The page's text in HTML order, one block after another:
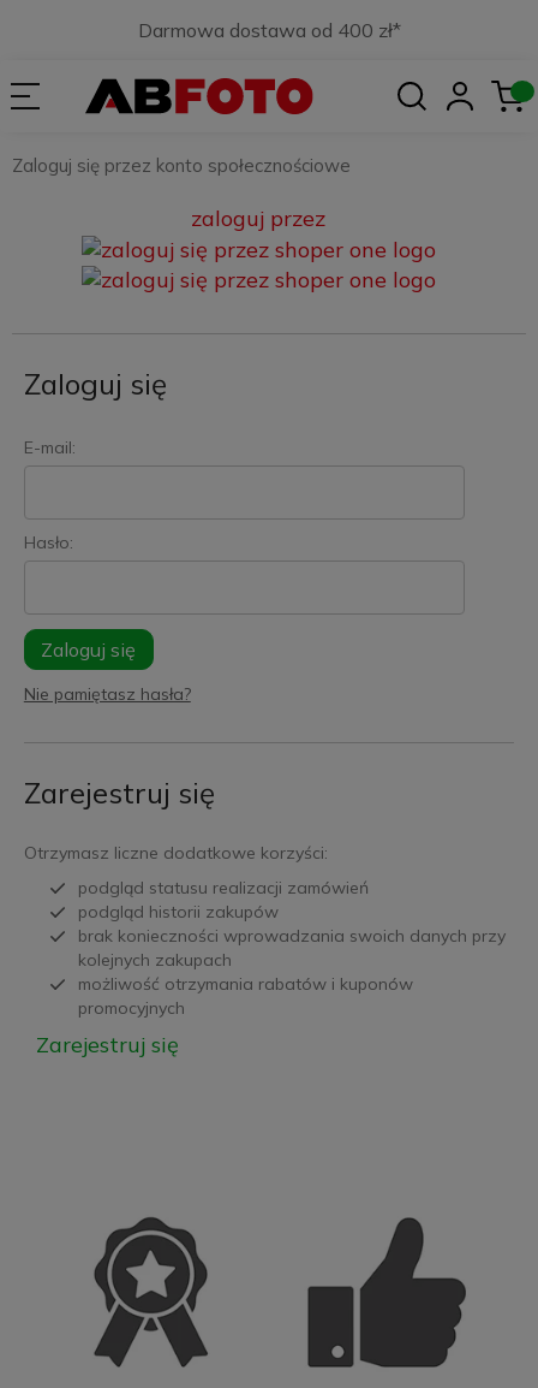
Darmowa dostawa od 400 zł*
Zaloguj się przez konto społecznościowe
zaloguj przez
Zaloguj się
E-mail:
Hasło:
Zaloguj się
Nie pamiętasz hasła?
Zarejestruj się
Otrzymasz liczne dodatkowe korzyści:
podgląd statusu realizacji zamówień
podgląd historii zakupów
brak konieczności wprowadzania swoich danych przy
kolejnych zakupach
możliwość otrzymania rabatów i kuponów
promocyjnych
Zarejestruj się